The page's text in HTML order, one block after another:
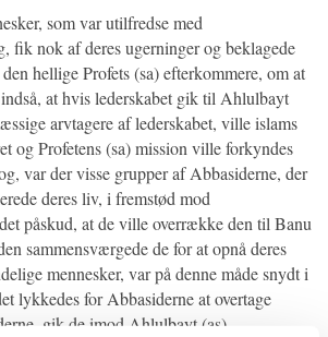
som var utilfredse med
fik nok af deres ugerninger og beklagede
hellige Profets (sa) efterkommere, om at
at hvis lederskabet gik til Ahlulbayt
arvtagere af lederskabet, ville islams
og Profetens (sa) mission ville forkyndes
var der visse grupper af Abbasiderne, der
deres liv, i fremstød mod
påskud, at de ville overrække den til Banu
sammensværgede de for at opnå deres
mennesker, var på denne måde snydt i
lykkedes for Abbasiderne at overtage
gik de imod Ahlulbayt (as).